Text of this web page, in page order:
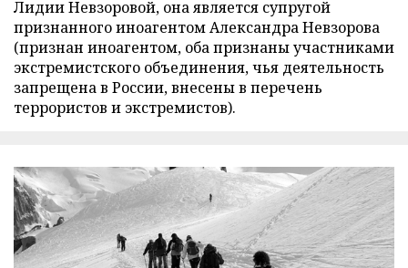
Лидии Невзоровой, она является супругой
признанного иноагентом Александра Невзорова
(признан иноагентом, оба признаны участниками
экстремистского объединения, чья деятельность
запрещена в России, внесены в перечень
террористов и экстремистов).